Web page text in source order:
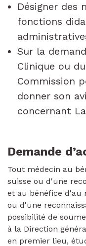
Désigner des
fonctions
Sur la
Clinique ou
Commission
donner son
concernant
Demande
Tout médecin au
suisse ou d'une
et au bénéfice d'au
ou d'une
possibilité de
à la Direction
en premier lieu,